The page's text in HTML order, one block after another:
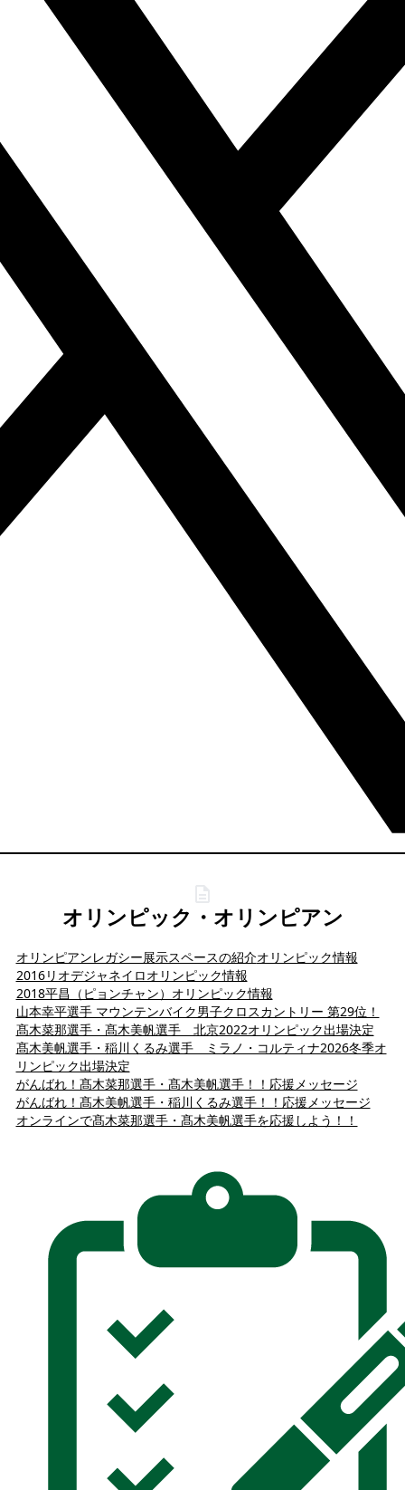
オリンピック・オリンピアン
オリンピアンレガシー展示スペースの紹介オリンピック情報
2016リオデジャネイロオリンピック情報
2018平昌（ピョンチャン）オリンピック情報
山本幸平選手 マウンテンバイク男子クロスカントリー 第29位！
髙木菜那選手・髙木美帆選手 北京2022オリンピック出場決定
髙木美帆選手・稲川くるみ選手 ミラノ・コルティナ2026冬季オ
リンピック出場決定
がんばれ！髙木菜那選手・髙木美帆選手！！応援メッセージ
がんばれ！髙木美帆選手・稲川くるみ選手！！応援メッセージ
オンラインで髙木菜那選手・髙木美帆選手を応援しよう！！